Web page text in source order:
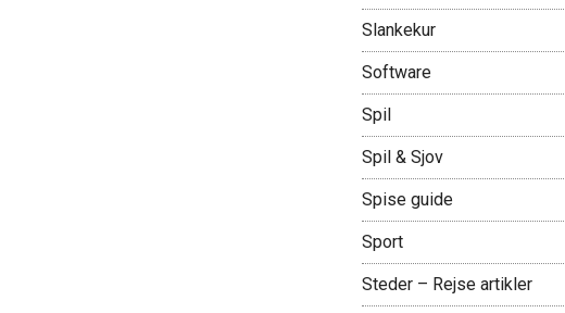
Slankekur
Software
Spil
Spil & Sjov
Spise guide
Sport
Steder – Rejse artikler